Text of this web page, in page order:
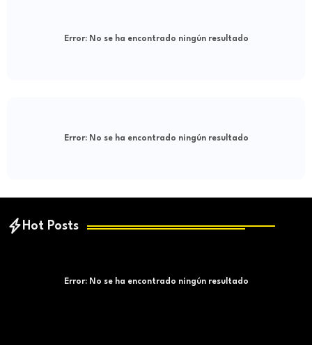
Error:No se ha encontrado ningún resultado
Error:No se ha encontrado ningún resultado
Hot Posts
Error:No se ha encontrado ningún resultado